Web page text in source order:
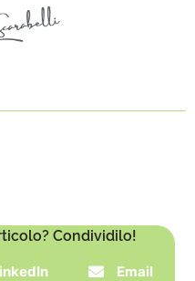
Condividilo!
Email